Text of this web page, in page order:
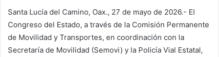
Santa Lucía del Camino, Oax., 27 de mayo de 2026.- El
Congreso del Estado, a través de la Comisión Permanente
de Movilidad y Transportes, en coordinación con la
Secretaría de Movilidad (Semovi) y la Policía Vial Estatal,